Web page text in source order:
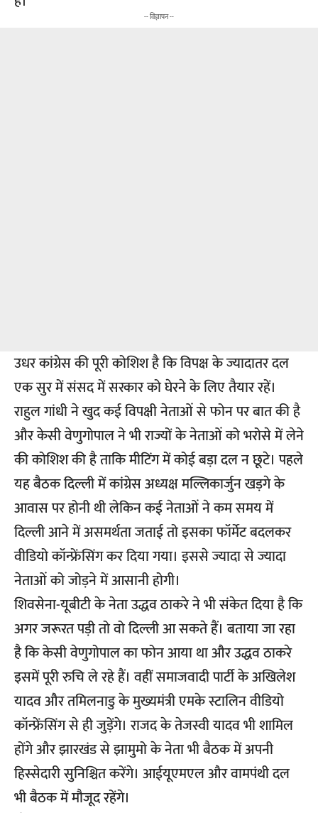
-- विज्ञापन --
उधर कांग्रेस की पूरी कोशिश है कि विपक्ष के ज्यादातर दल
एक सुर में संसद में सरकार को घेरने के लिए तैयार रहें।
राहुल गांधी ने खुद कई विपक्षी नेताओं से फोन पर बात की है
और केसी वेणुगोपाल ने भी राज्यों के नेताओं को भरोसे में लेने
की कोशिश की है ताकि मीटिंग में कोई बड़ा दल न छूटे। पहले
यह बैठक दिल्ली में कांग्रेस अध्यक्ष मल्लिकार्जुन खड़गे के
आवास पर होनी थी लेकिन कई नेताओं ने कम समय में
दिल्ली आने में असमर्थता जताई तो इसका फॉर्मेट बदलकर
वीडियो कॉन्फ्रेंसिंग कर दिया गया। इससे ज्यादा से ज्यादा
नेताओं को जोड़ने में आसानी होगी।
शिवसेना-यूबीटी के नेता उद्धव ठाकरे ने भी संकेत दिया है कि
अगर जरूरत पड़ी तो वो दिल्ली आ सकते हैं। बताया जा रहा
है कि केसी वेणुगोपाल का फोन आया था और उद्धव ठाकरे
इसमें पूरी रुचि ले रहे हैं। वहीं समाजवादी पार्टी के अखिलेश
यादव और तमिलनाडु के मुख्यमंत्री एमके स्टालिन वीडियो
कॉन्फ्रेंसिंग से ही जुड़ेंगे। राजद के तेजस्वी यादव भी शामिल
होंगे और झारखंड से झामुमो के नेता भी बैठक में अपनी
हिस्सेदारी सुनिश्चित करेंगे। आईयूएमएल और वामपंथी दल
भी बैठक में मौजूद रहेंगे।